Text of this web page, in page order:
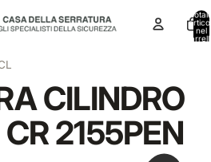
nel
CILINDRO
2155PEN